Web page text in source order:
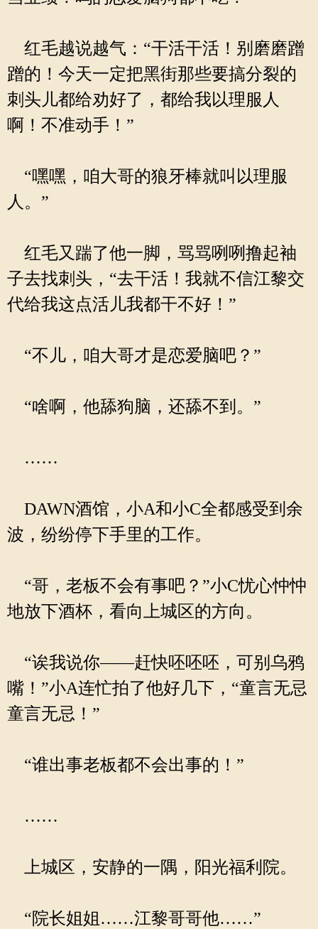
红毛越说越气：“干活干活！别磨磨蹭
蹭的！今天一定把黑街那些要搞分裂的
刺头儿都给劝好了，都给我以理服人
啊！不准动手！”
“嘿嘿，咱大哥的狼牙棒就叫以理服
人。”
红毛又踹了他一脚，骂骂咧咧撸起袖
子去找刺头，“去干活！我就不信江黎交
代给我这点活儿我都干不好！”
“不儿，咱大哥才是恋爱脑吧？”
“啥啊，他舔狗脑，还舔不到。”
……
DAWN酒馆，小A和小C全都感受到余
波，纷纷停下手里的工作。
“哥，老板不会有事吧？”小C忧心忡忡
地放下酒杯，看向上城区的方向。
“诶我说你——赶快呸呸呸，可别乌鸦
嘴！”小A连忙拍了他好几下，“童言无忌
童言无忌！”
“谁出事老板都不会出事的！”
……
上城区，安静的一隅，阳光福利院。
“院长姐姐……江黎哥哥他……”